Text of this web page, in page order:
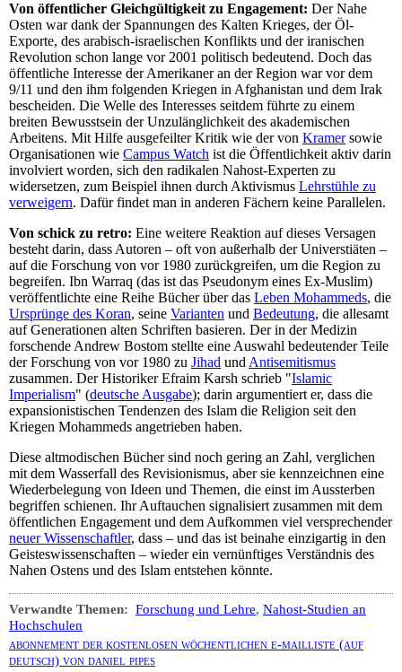
Von öffentlicher Gleichgültigkeit zu Engagement: Der Nahe
Osten war dank der Spannungen des Kalten Krieges, der Öl-
Exporte, des arabisch-israelischen Konflikts und der iranischen
Revolution schon lange vor 2001 politisch bedeutend. Doch das
öffentliche Interesse der Amerikaner an der Region war vor dem
9/11 und den ihm folgenden Kriegen in Afghanistan und dem Irak
bescheiden. Die Welle des Interesses seitdem führte zu einem
breiten Bewusstsein der Unzulänglichkeit des akademischen
Arbeitens. Mit Hilfe ausgefeilter Kritik wie der von Kramersowie
Organisationen wie Campus Watch ist die Öffentlichkeit aktiv darin
involviert worden, sich den radikalen Nahost-Experten zu
widersetzen, zum Beispiel ihnen durch Aktivismus Lehrstühle zu
verweigern. Dafür findet man in anderen Fächern keine Parallelen.
Von schick zu retro: Eine weitere Reaktion auf dieses Versagen
besteht darin, dass Autoren – oft von außerhalb der Universtiäten –
auf die Forschung von vor 1980 zurückgreifen, um die Region zu
begreifen. Ibn Warraq (das ist das Pseudonym eines Ex-Muslim)
veröffentlichte eine Reihe Bücher über das Leben Mohammeds, die
Ursprünge des Koran, seine Varianten und Bedeutung, die allesamt
auf Generationen alten Schriften basieren. Der in der Medizin
forschende Andrew Bostom stellte eine Auswahl bedeutender Teile
der Forschung von vor 1980 zu Jihad und Antisemitismus
zusammen. Der Historiker Efraim Karsh schrieb "Islamic
Imperialism" (deutsche Ausgabe); darin argumentiert er, dass die
expansionistischen Tendenzen des Islam die Religion seit den
Kriegen Mohammeds angetrieben haben.
Diese altmodischen Bücher sind noch gering an Zahl, verglichen
mit dem Wasserfall des Revisionismus, aber sie kennzeichnen eine
Wiederbelegung von Ideen und Themen, die einst im Aussterben
begriffen schienen. Ihr Auftauchen signalisiert zusammen mit dem
öffentlichen Engagement und dem Aufkommen viel versprechender
neuer Wissenschaftler, dass – und das ist beinahe einzigartig in den
Geisteswissenschaften – wieder ein vernünftiges Verständnis des
Nahen Ostens und des Islam entstehen könnte.
Verwandte Themen: Forschung und Lehre, Nahost-Studien an
Hochschulen
abonnement der kostenlosen wöchentlichen e-mailliste (auf
deutsch) von daniel pipes